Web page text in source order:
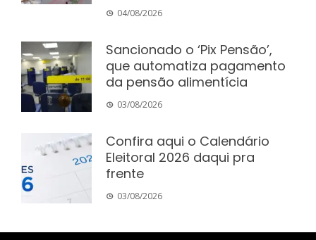
04/08/2026
Sancionado o ‘Pix Pensão’,
que automatiza pagamento
da pensão alimentícia
03/08/2026
Confira aqui o Calendário
Eleitoral 2026 daqui pra
frente
03/08/2026